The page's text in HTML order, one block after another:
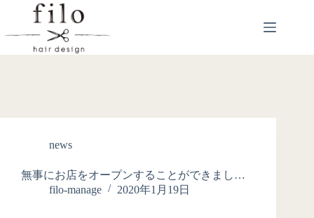
news
無事にお店をオープンすることができまし…
filo-manage
2020年1月19日